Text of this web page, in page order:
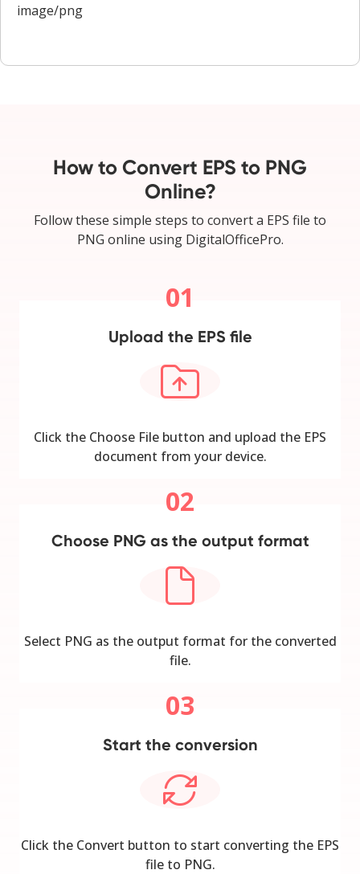
image/png
How to Convert EPS to PNG
Online?
Follow these simple steps to convert a EPS file to
PNG online using DigitalOfficePro.
01
Upload the EPS file
Click the Choose File button and upload the EPS
document from your device.
02
Choose PNG as the output format
Select PNG as the output format for the converted
file.
03
Start the conversion
Click the Convert button to start converting the EPS
file to PNG.